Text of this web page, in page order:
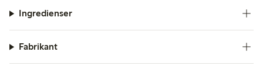
Ingredienser
Fabrikant